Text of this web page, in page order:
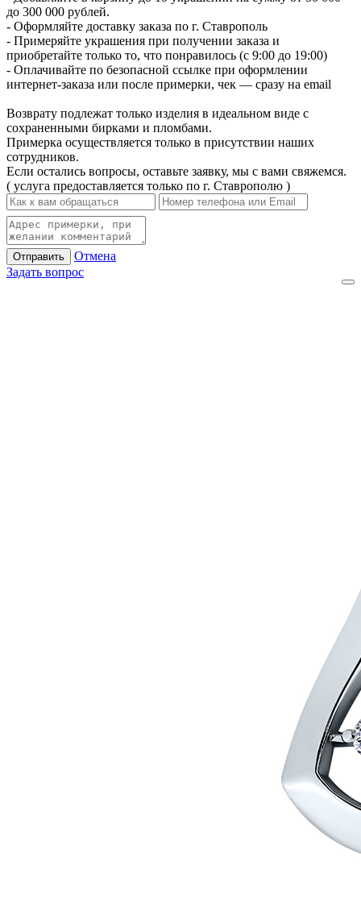
до 300 000 рублей.
- Оформляйте доставку заказа по г. Ставрополь
- Примеряйте украшения при получении заказа и
приобретайте только то, что понравилось (с 9:00 до 19:00)
- Оплачивайте по безопасной ссылке при оформлении
интернет-заказа или после примерки, чек — сразу на email
Возврату подлежат только изделия в идеальном виде с
сохраненными бирками и пломбами.
Примерка осуществляется только в присутствии наших
сотрудников.
Если остались вопросы, оставьте заявку, мы с вами свяжемся.
( услуга предоставляется только по г. Ставрополю )
Отправить
Отмена
Задать вопрос